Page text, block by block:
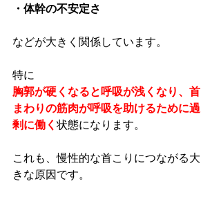
・体幹の不安定さ
などが大きく関係しています。
特に
胸郭が硬くなると呼吸が浅くなり、首
まわりの筋肉が呼吸を助けるために過
剰に働く 状態になります。
これも、慢性的な首こりにつながる大
きな原因です。